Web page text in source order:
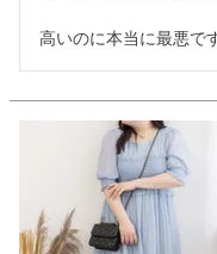
高いのに本当に最悪で